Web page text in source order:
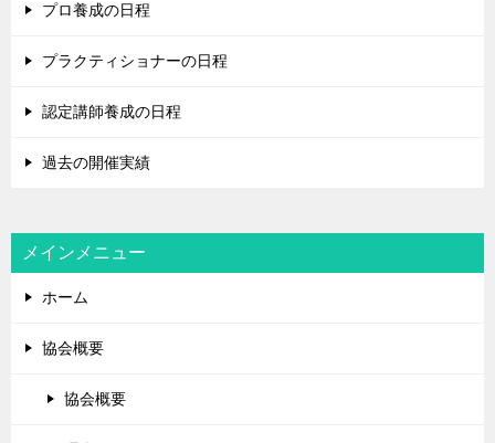
プロ養成の日程
プラクティショナーの日程
認定講師養成の日程
過去の開催実績
メインメニュー
ホーム
協会概要
協会概要